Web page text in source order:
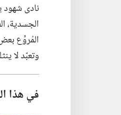
نادى شهود
الجسدية،‏
المُروِّع
وتعبّد لا
في هذا